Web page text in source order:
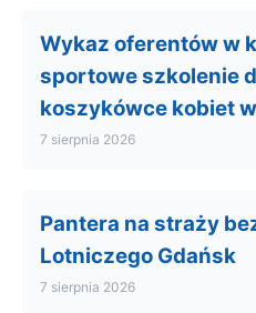
Wykaz oferentów w
sportowe szkolenie
koszykówce kobiet
7 sierpnia 2026
Pantera na straży
Lotniczego Gdańsk
7 sierpnia 2026